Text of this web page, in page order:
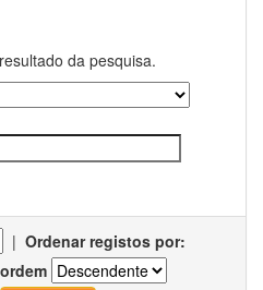
da pesquisa.
| Ordenar registos por: